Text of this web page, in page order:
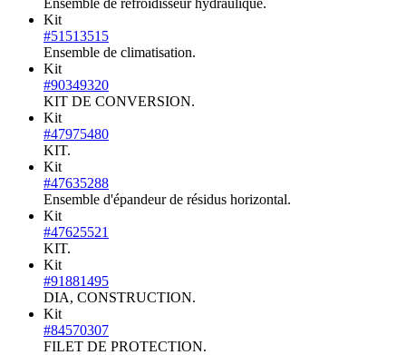
Kit
#51513515
Ensemble de climatisation.
Kit
#90349320
KIT DE CONVERSION.
Kit
#47975480
KIT.
Kit
#47635288
Ensemble d'épandeur de résidus horizontal.
Kit
#47625521
KIT.
Kit
#91881495
DIA, CONSTRUCTION.
Kit
#84570307
FILET DE PROTECTION.